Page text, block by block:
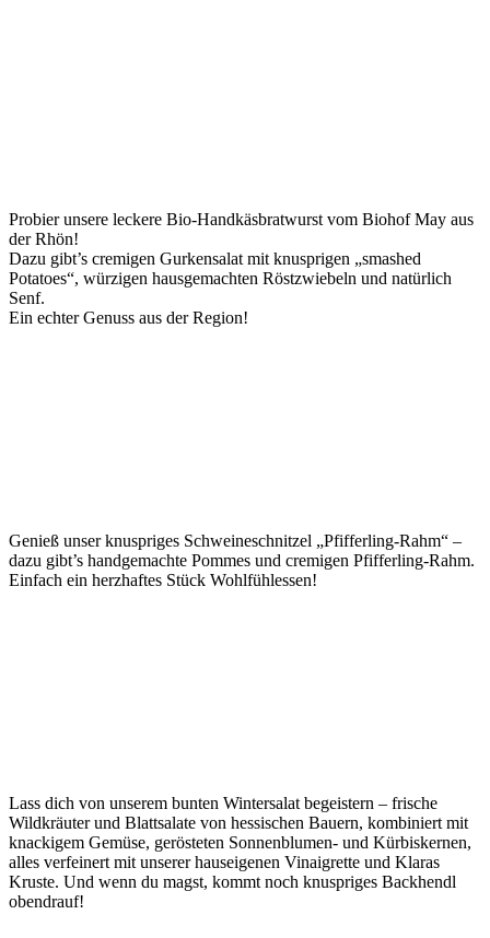
Probier unsere leckere Bio-Handkäsbratwurst vom Biohof May aus
der Rhön!
Dazu gibt’s cremigen Gurkensalat mit knusprigen „smashed
Potatoes“, würzigen hausgemachten Röstzwiebeln und natürlich
Senf.
Ein echter Genuss aus der Region!
Genieß unser knuspriges Schweineschnitzel „Pfifferling-Rahm“ –
dazu gibt’s handgemachte Pommes und cremigen Pfifferling-Rahm.
Einfach ein herzhaftes Stück Wohlfühlessen!
Lass dich von unserem bunten Wintersalat begeistern – frische
Wildkräuter und Blattsalate von hessischen Bauern, kombiniert mit
knackigem Gemüse, gerösteten Sonnenblumen- und Kürbiskernen,
alles verfeinert mit unserer hauseigenen Vinaigrette und Klaras
Kruste. Und wenn du magst, kommt noch knuspriges Backhendl
obendrauf!